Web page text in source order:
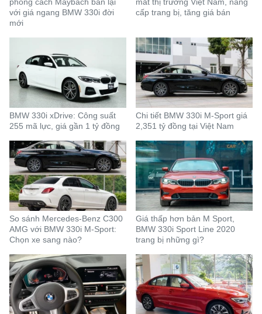
với giá ngang BMW 330i đời
mới
cấp trang bị, tăng giá bán
BMW 330i xDrive: Công suất
255 mã lực, giá gần 1 tỷ đồng
Chi tiết BMW 330i M-Sport giá
2,351 tỷ đồng tại Việt Nam
So sánh Mercedes-Benz C300
AMG với BMW 330i M-Sport:
Chọn xe sang nào?
Giá thấp hơn bản M Sport,
BMW 330i Sport Line 2020
trang bị những gì?